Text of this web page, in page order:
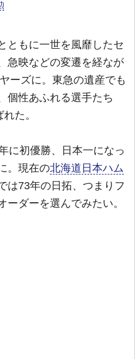
もに一世を風靡したセ
急映などの変遷を経なが
ーズに。東急の遺産でも
個性あふれる選手たち
た。
に初優勝、日本一になっ
。現在の北海道日本ハム
は73年の日拓、つまりフ
ーダーを選んでみたい。